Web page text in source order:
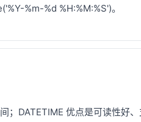
%m-%d %H:%M:%S')。
；DATETIME 优点是可读性好